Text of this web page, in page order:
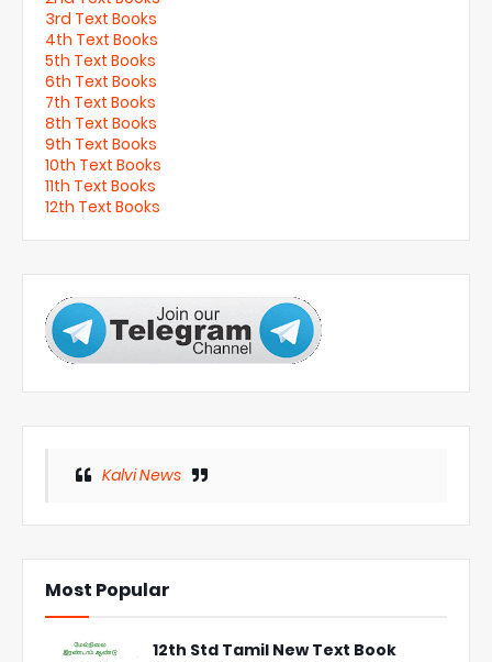
3rd Text Books
4th Text Books
5th Text Books
6th Text Books
7th Text Books
8th Text Books
9th Text Books
10th Text Books
11th Text Books
12th Text Books
Kalvi News
Most Popular
12th Std Tamil New Text Book